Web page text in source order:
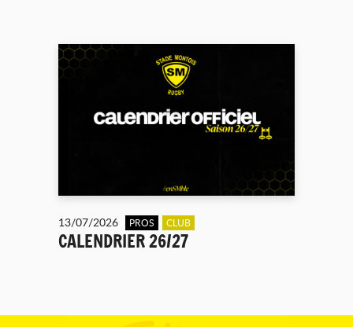
13/07/2026 PROS CLUB
CALENDRIER 26/27